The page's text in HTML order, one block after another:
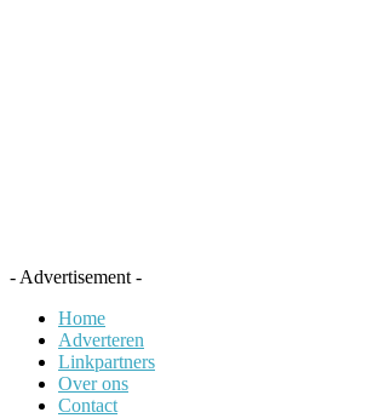
- Advertisement -
Home
Adverteren
Linkpartners
Over ons
Contact